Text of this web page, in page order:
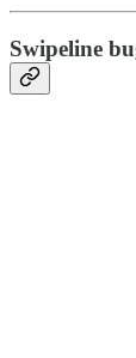
Swipeline